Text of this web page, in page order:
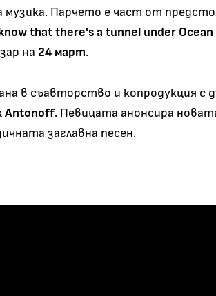
музика. Парчето е част от
that there's a tunnel under Ocean
на 24 март.
в съавторство и копродукция с
Antonoff. Певицата анонсира
заглавна песен.